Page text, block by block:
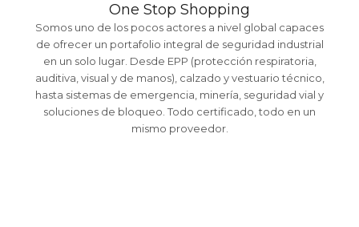
One Stop Shopping
Somos uno de los pocos actores a nivel global capaces
de ofrecer un portafolio integral de seguridad industrial
en un solo lugar. Desde EPP (protección respiratoria,
auditiva, visual y de manos), calzado y vestuario técnico,
hasta sistemas de emergencia, minería, seguridad vial y
soluciones de bloqueo. Todo certificado, todo en un
mismo proveedor.